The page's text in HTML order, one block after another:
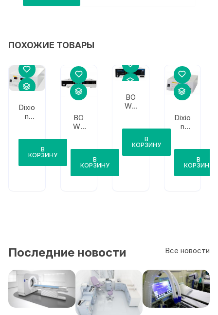
ПОХОЖИЕ ТОВАРЫ
Dixio
n
1330
Plus
В
КОРЗИНУ
BO
WA
ARC
PLU
S
для
В
КОРЗИНУ
BO
WA
В
КОРЗИНУ
Dixio
n
Plus
В
КОРЗИНУ
Все новости
Последние новости